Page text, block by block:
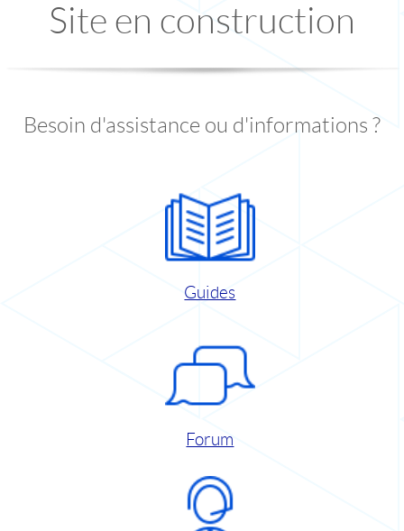
Site en construction
Besoin d'assistance ou d'informations ?
Guides
Forum